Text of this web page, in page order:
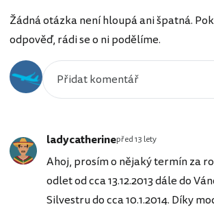
Žádná otázka není hloupá ani špatná.
odpověď, rádi se o ni podělíme.
ladycatherinepřed 13 lety
Ahoj, prosím o nějaký termín za
odlet od cca 13.12.2013 dále do
Silvestru do cca 10.1.2014. Díky